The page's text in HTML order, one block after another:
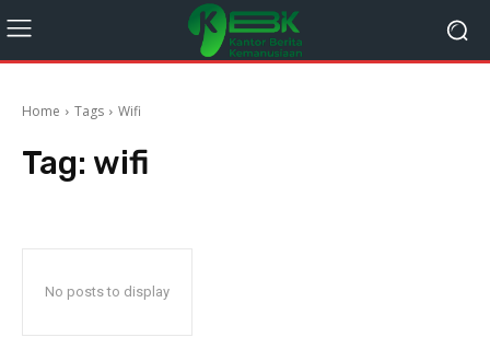
Home Tags Wifi
Tag: wifi
No posts to display